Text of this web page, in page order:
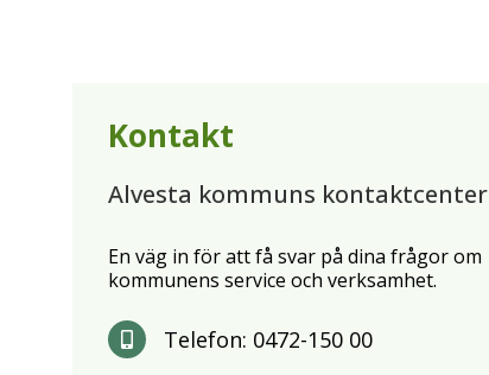
Kontakt
Alvesta kommuns kontaktcenter
En väg in för att få svar på dina frågor om
kommunens service och verksamhet.
Telefon: 0472-150 00